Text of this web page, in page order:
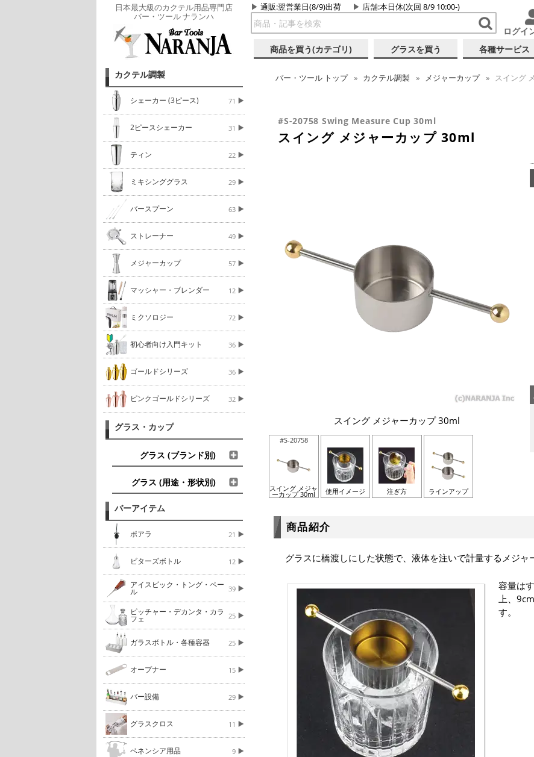
日本最大級のカクテル用品専門店
バー・ツール ナランハ
通販:翌営業日(8/9)出荷 店舗:本日休(次回 8/9 10:00-)
ログイ
商品を買う(カテゴリ) グラスを買う 各種サービス
カクテル調製
シェーカー (3ピース) 71
2ピースシェーカー 31
ティン 22
ミキシンググラス 29
バースプーン 63
ストレーナー 49
メジャーカップ 57
マッシャー・ブレンダー 12
ミクソロジー 72
初心者向け入門キット 36
ゴールドシリーズ 36
ピンクゴールドシリーズ 32
グラス・カップ
グラス (ブランド別)
グラス (用途・形状別)
バーアイテム
ポアラ 21
ビターズボトル 12
アイスピック・トング・ペー
ル 39
ピッチャー・デカンタ・カラ
フェ 25
ガラスボトル・各種容器 25
オープナー 15
バー設備 29
グラスクロス 11
ベネンシア用品 9
バー・ツール トップ カクテル調製 メジャーカップ スイング
#S-20758 Swing Measure Cup 30ml
スイング メジャーカップ 30ml
スイング メジャーカップ 30ml
#S-20758
スイング メジャ
ーカップ 30ml 使用イメージ 注ぎ方 ラインアップ
商品紹介
グラスに橋渡しにした状態で、液体を注いで計量するメジャ
容量は
上、
す。